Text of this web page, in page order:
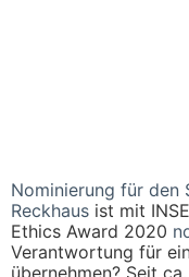
Nominierung für den
Reckhaus ist mit
Ethics Award 2020
Verantwortung für
übernehmen? Seit